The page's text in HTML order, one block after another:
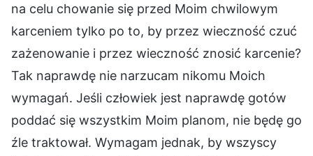
na celu chowanie się przed Moim chwilowym
karceniem tylko po to, by przez wieczność czuć
zażenowanie i przez wieczność znosić karcenie?
Tak naprawdę nie narzucam nikomu Moich
wymagań. Jeśli człowiek jest naprawdę gotów
poddać się wszystkim Moim planom, nie będę go
źle traktował. Wymagam jednak, by wszyscy